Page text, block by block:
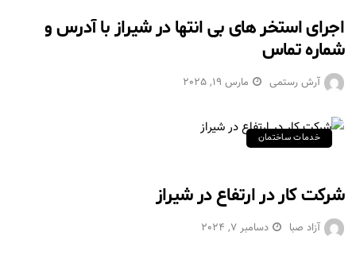
اجرای استخر های بی انتها در شیراز با آدرس و
شماره تماس
آرش رستمی مارس 19, 2025
خدمات ساختمان
شرکت کار در ارتفاع در شیراز
آزاد صبا دسامبر 7, 2024